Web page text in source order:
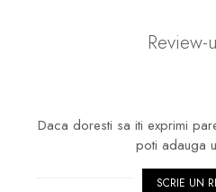
Review-
Daca doresti sa iti exprimi
poti adauga
SCRIE UN